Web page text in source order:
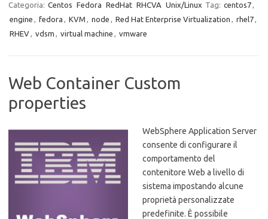
Categoria: Centos Fedora RedHat RHCVA Unix/Linux Tag: centos7,
engine , fedora , KVM , node , Red Hat Enterprise Virtualization , rhel7,
RHEV, vdsm , virtual machine , vmware
Web Container Custom
properties
WebSphere Application Server
consente di configurare il
comportamento del
contenitore Web a livello di
sistema impostando alcune
proprietà personalizzate
predefinite. È possibile